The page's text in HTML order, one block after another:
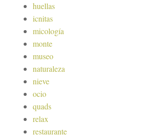
huellas
icnitas
micología
monte
museo
naturaleza
nieve
ocio
quads
relax
restaurante